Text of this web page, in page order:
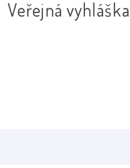
Veřejná vyhláška